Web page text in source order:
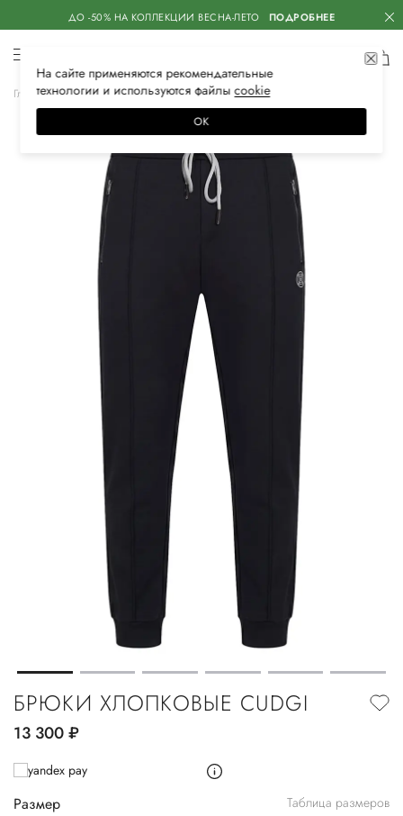
ДО -50% НА КОЛЛЕКЦИИ ВЕСНА-ЛЕТО ПОДРОБНЕЕ
Главная Мужская Одежда Спортивная одежда
БРЮКИ ХЛОПКОВЫЕ CUDGI
13 300руб.
Размер Таблица размеров
На сайте применяются рекомендательные
технологии и используются файлысооkiе
ОК